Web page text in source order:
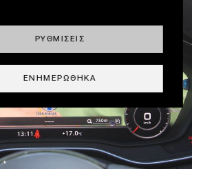
ΡΥΘΜΊΣΕΙΣ
ΕΝΗΜΕΡΏΘΗΚΑ